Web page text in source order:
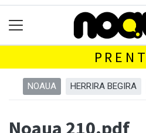
NOAUA HERRIRA BEGIRA
Noaua 210.pdf